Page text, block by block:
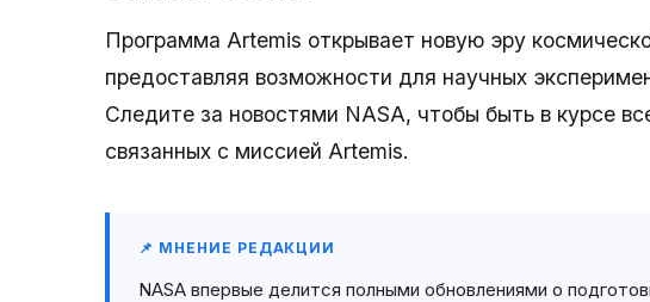
Программа Artemis открывает новую эру
предоставляя возможности для научных
Следите за новостями NASA, чтобы быть в курсе
связанных с миссией Artemis.
📌 МНЕНИЕ РЕДАКЦИИ
NASA впервые делится полными обновлениями о